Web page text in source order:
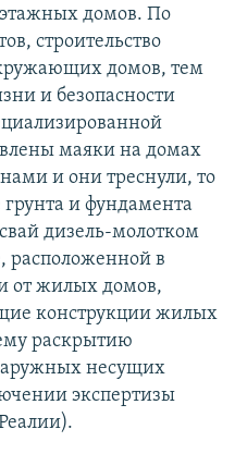
этажных домов. По
строительство
домов, тем
и безопасности
маяки на домах
и они треснули, то
и фундамента
дизель-молотком
расположенной в
от жилых домов,
конструкции жилых
раскрытию
несущих
экспертизы